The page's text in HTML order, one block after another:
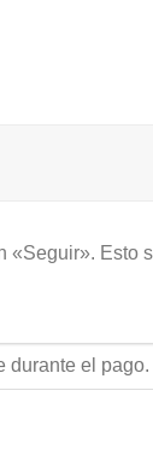
«Seguir». Esto